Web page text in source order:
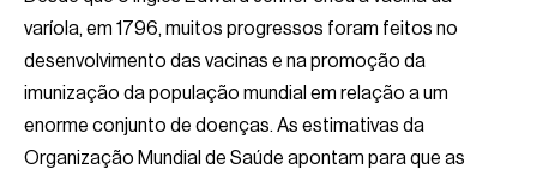
varíola, em 1796, muitos progressos foram feitos no
desenvolvimento das vacinas e na promoção da
imunização da população mundial em relação a um
enorme conjunto de doenças. As estimativas da
Organização Mundial de Saúde apontam para que as